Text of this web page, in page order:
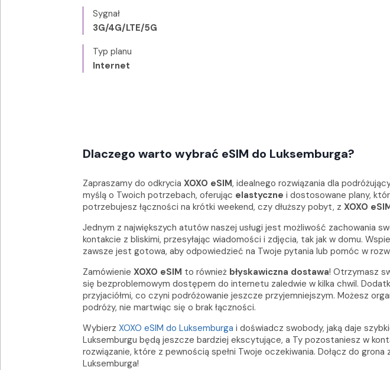
Sygnał
3G/4G/LTE/5G
Typ planu
Internet
Dlaczego warto wybrać eSIM do Luksemburga?
Zapraszamy do odkrycia XOXO eSIM, idealnego rozwiązania dla
myślą o Twoich potrzebach, oferując elastyczne i dostosowane plany,
potrzebujesz łączności na krótki weekend, czy dłuższy pobyt, z XOXO
Jednym z największych atutów naszej usługi jest możliwość zachowania
kontakcie z bliskimi, przesyłając wiadomości i zdjęcia, tak jak w domu.
zawsze jest gotowa, aby odpowiedzieć na Twoje pytania lub pomóc w
Zamówienie XOXO eSIM to również błyskawiczna dostawa! Otrzymasz
się bezproblemowym dostępem do internetu zaledwie w kilka chwil.
przyjaciółmi, co czyni podróżowanie jeszcze przyjemniejszym. Możesz
podróży, nie martwiąc się o brak łączności.
Wybierz XOXO eSIM do Luksemburga i doświadcz swobody, jaką daje
Luksemburgu będą jeszcze bardziej ekscytujące, a Ty pozostaniesz w
rozwiązanie, które z pewnością spełni Twoje oczekiwania. Dołącz do
Luksemburga!